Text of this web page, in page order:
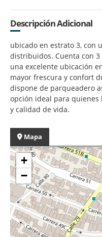
Descripción Adicional
ubicado en estrato 3, con
distribuidos. Cuenta con 3
una excelente ubicación
mayor frescura y confort
dispone de parqueadero
opción ideal para
y calidad de vida.
Mapa
+
−